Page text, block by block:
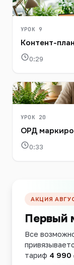
УРОК 9
Контент-
0:29
УРОК 20
ОРД
0:33
АКЦИЯ
Первый
Все
тариф 4 990